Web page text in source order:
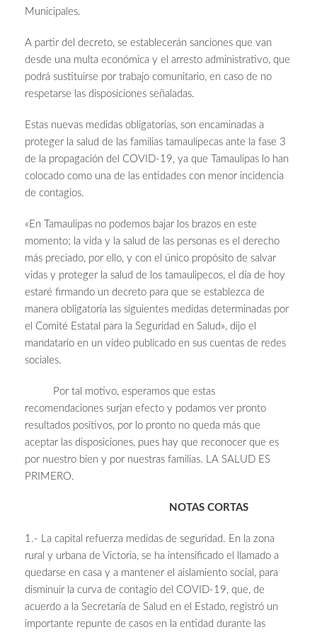
Municipales.
A partir del decreto, se establecerán sanciones que van
desde una multa económica y el arresto administrativo, que
podrá sustituirse por trabajo comunitario, en caso de no
respetarse las disposiciones señaladas.
Estas nuevas medidas obligatorias, son encaminadas a
proteger la salud de las familias tamaulipecas ante la fase 3
de la propagación del COVID-19, ya que Tamaulipas lo han
colocado como una de las entidades con menor incidencia
de contagios.
«En Tamaulipas no podemos bajar los brazos en este
momento; la vida y la salud de las personas es el derecho
más preciado, por ello, y con el único propósito de salvar
vidas y proteger la salud de los tamaulipecos, el día de hoy
estaré firmando un decreto para que se establezca de
manera obligatoria las siguientes medidas determinadas por
el Comité Estatal para la Seguridad en Salud», dijo el
mandatario en un video publicado en sus cuentas de redes
sociales.
Por tal motivo, esperamos que estas
recomendaciones surjan efecto y podamos ver pronto
resultados positivos, por lo pronto no queda más que
aceptar las disposiciones, pues hay que reconocer que es
por nuestro bien y por nuestras familias. LA SALUD ES
PRIMERO.
NOTAS CORTAS
1.- La capital refuerza medidas de seguridad. En la zona
rural y urbana de Victoria, se ha intensificado el llamado a
quedarse en casa y a mantener el aislamiento social, para
disminuir la curva de contagio del COVID-19, que, de
acuerdo a la Secretaría de Salud en el Estado, registró un
importante repunte de casos en la entidad durante las